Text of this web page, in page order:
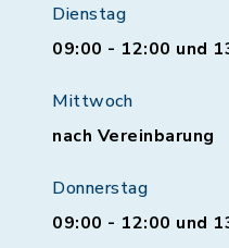
Dienstag
09:00 - 12:00 und
Mittwoch
nach Vereinbarung
Donnerstag
09:00 - 12:00 und